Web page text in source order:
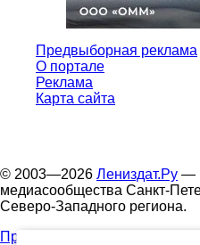
Предвыборная реклама
О портале
Реклама
Карта сайта
© 2003—2026 Лениздат.Ру —
медиасообщества Санкт-
Северо-Западного региона.
Правила использования